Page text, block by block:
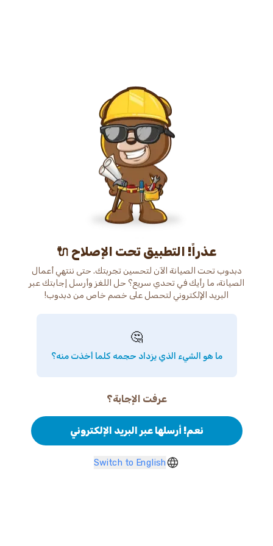
عذراً! التطبيق تحت الإصلاح 🔌
دبدوب تحت الصيانة الآن لتحسين تجربتك. حتى ننتهي أعمال
الصيانة، ما رأيك في تحدي سريع؟ حل اللغز وأرسل إجابتك عبر
البريد الإلكتروني لتحصل على خصم خاص من دبدوب!
🤔
ما هو الشيء الذي يزداد حجمه كلما أخذت منه؟
عرفت الإجابة؟
نعم! أرسلها عبر البريد الإلكتروني
Switch to English